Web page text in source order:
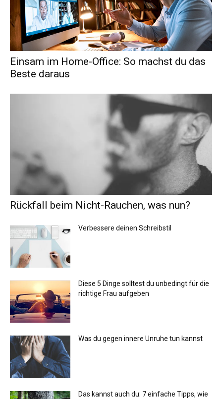
Einsam im Home-Office: So machst du das
Beste daraus
Rückfall beim Nicht-Rauchen, was nun?
Verbessere deinen Schreibstil
Diese 5 Dinge solltest du unbedingt für die
richtige Frau aufgeben
Was du gegen innere Unruhe tun kannst
Das kannst auch du: 7 einfache Tipps, wie